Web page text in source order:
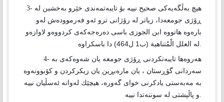
3- هيچ به‌ڵگه‌يه‌كى صحيح نييه‌ بۆ تايبه‌تمه‌ندى خێرو به‌خشين له‌
ڕۆژى جومعه‌دا، زياتر له‌ رۆژانى ترو ئه‌و فه‌رمووده‌ش له‌و
باره‌وه‌ هاتووه‌ ابن الجوزى باسى ده‌ره‌جه‌كه‌ى كردووه‌و لاوازه‌و
.
4- هه‌روه‌ها تايبه‌تكردنى ڕۆژى جومعه‌ يان شه‌وه‌كه‌ى به‌
سه‌ردانى گۆڕستان ، يان ماره‌بڕين يان زيكركردن و كۆبوونه‌وه‌
به‌ مه‌به‌ستى يادكرنى خواى گه‌وره‌، هيچێك له‌وانه‌ ئه‌سڵيان نييه‌
.